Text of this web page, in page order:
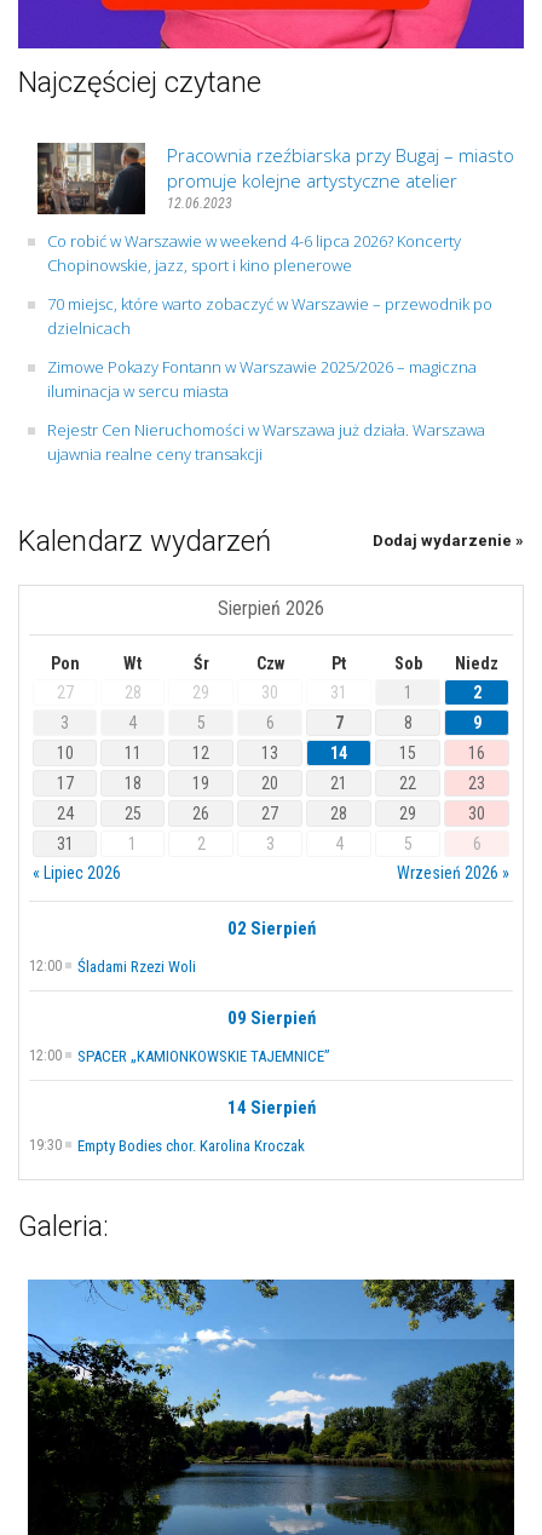
Najczęściej czytane
Pracownia rzeźbiarska przy Bugaj – miasto
promuje kolejne artystyczne atelier
12.06.2023
Co robić w Warszawie w weekend 4-6 lipca 2026? Koncerty
Chopinowskie, jazz, sport i kino plenerowe
70 miejsc, które warto zobaczyć w Warszawie – przewodnik po
dzielnicach
Zimowe Pokazy Fontann w Warszawie 2025/2026 – magiczna
iluminacja w sercu miasta
Rejestr Cen Nieruchomości w Warszawa już działa. Warszawa
ujawnia realne ceny transakcji
Kalendarz wydarzeń Dodaj wydarzenie »
Sierpień 2026
Pon Wt Śr Czw Pt Sob
Niedz
27
28 29 30 31 1
2
3
4 5 6 7 8
9
10
11 12 13 14 15
16
17
18 19 20 21 22
23
24
25 26 27 28 29
30
31
1 2 3 4 5
6
« Lipiec 2026
Wrzesień 2026 »
02 Sierpień
12:00 Śladami Rzezi Woli
09 Sierpień
12:00 SPACER „KAMIONKOWSKIE TAJEMNICE”
14 Sierpień
19:30 Empty Bodies chor. Karolina Kroczak
Galeria: